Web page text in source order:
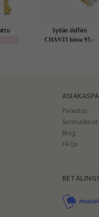
Sydän delfiini
nappikorvakorut 9
CHANTI hinta 95,-
Palautus
Sormuskoot
Blog
FAQs